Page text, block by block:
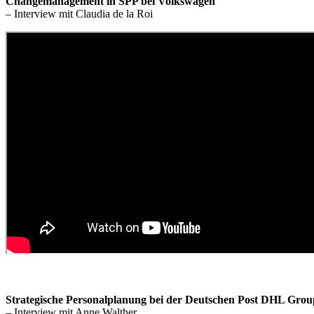
– Interview mit Claudia de la Roi
Strategische Personalplanung bei der Deutschen Post DHL